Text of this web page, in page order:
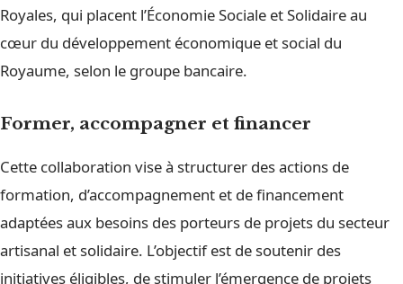
Royales, qui placent l’Économie Sociale et Solidaire au
cœur du développement économique et social du
Royaume, selon le groupe bancaire.
Former, accompagner et financer
Cette collaboration vise à structurer des actions de
formation, d’accompagnement et de financement
adaptées aux besoins des porteurs de projets du secteur
artisanal et solidaire. L’objectif est de soutenir des
initiatives éligibles, de stimuler l’émergence de projets